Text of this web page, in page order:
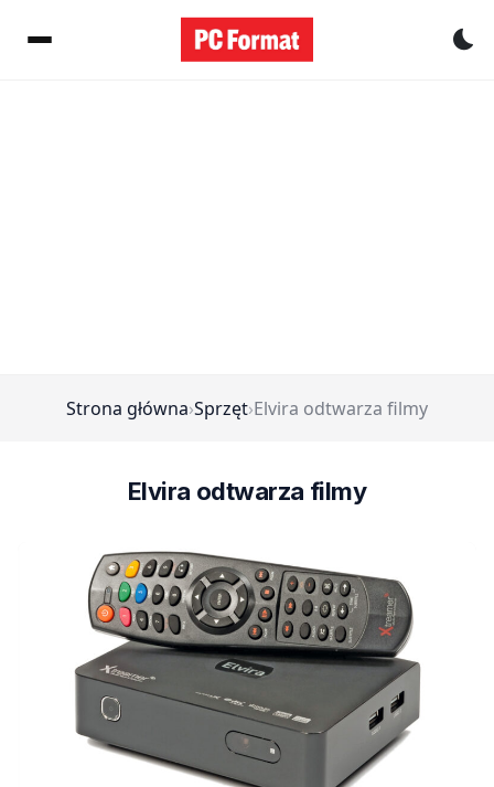
Strona główna›Sprzęt›Elvira odtwarza filmy
Elvira odtwarza filmy